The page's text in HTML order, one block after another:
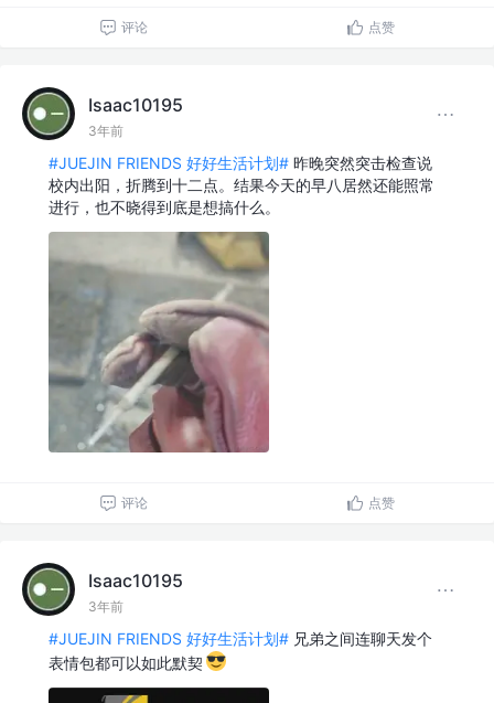
评论 点赞
Isaac10195
3年前
#JUEJIN FRIENDS 好好生活计划# 昨晚突然突击检查说
校内出阳，折腾到十二点。结果今天的早八居然还能照常
进行，也不晓得到底是想搞什么。
评论 点赞
Isaac10195
3年前
#JUEJIN FRIENDS 好好生活计划# 兄弟之间连聊天发个
表情包都可以如此默契